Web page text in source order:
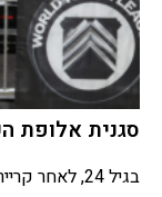
סגנית אלופת
בגיל 24,